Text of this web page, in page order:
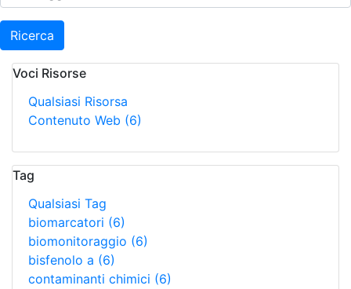
Ricerca
Voci Risorse
Qualsiasi Risorsa
Contenuto Web (6)
Tag
Qualsiasi Tag
biomarcatori (6)
biomonitoraggio (6)
bisfenolo a (6)
contaminanti chimici (6)